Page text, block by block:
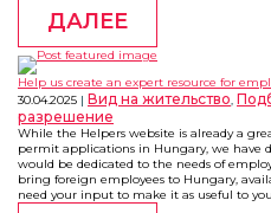
ДАЛЕЕ
Help us create an expert resource for
30.04.2025
Вид на жительство,
разрешение
While the Helpers website is already a
permit applications in Hungary, we have
would be dedicated to the needs of
bring foreign employees to Hungary,
need your input to make it as useful to